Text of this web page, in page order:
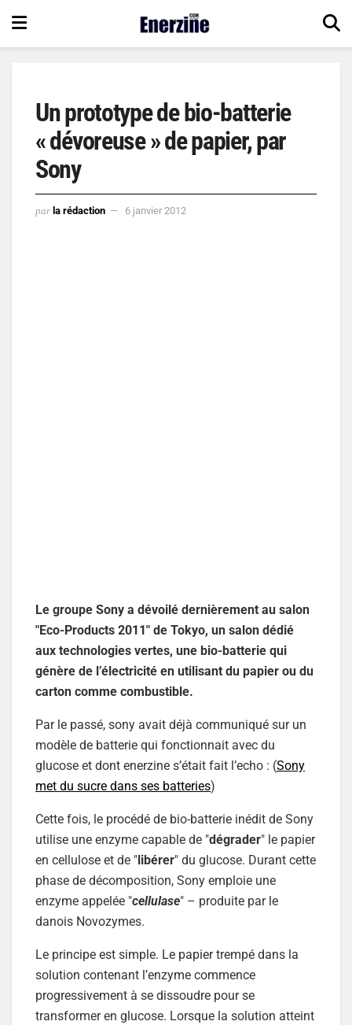
Un prototype de bio-batterie
« dévoreuse » de papier, par
Sony
par la rédaction 6 janvier 2012
Le groupe Sony a dévoilé dernièrement au salon
"Eco-Products 2011" de Tokyo, un salon dédié
aux technologies vertes, une bio-batterie qui
génère de l’électricité en utilisant du papier ou du
carton comme combustible.
Par le passé, sony avait déjà communiqué sur un
modèle de batterie qui fonctionnait avec du
glucose et dont enerzine s’était fait l’echo : (Sony
met du sucre dans ses batteries)
Cette fois, le procédé de bio-batterie inédit de Sony
utilise une enzyme capable de "dégrader" le papier
en cellulose et de "libérer" du glucose. Durant cette
phase de décomposition, Sony emploie une
enzyme appelée "cellulase" – produite par le
danois Novozymes.
Le principe est simple. Le papier trempé dans la
solution contenant l’enzyme commence
progressivement à se dissoudre pour se
transformer en glucose. Lorsque la solution atteint